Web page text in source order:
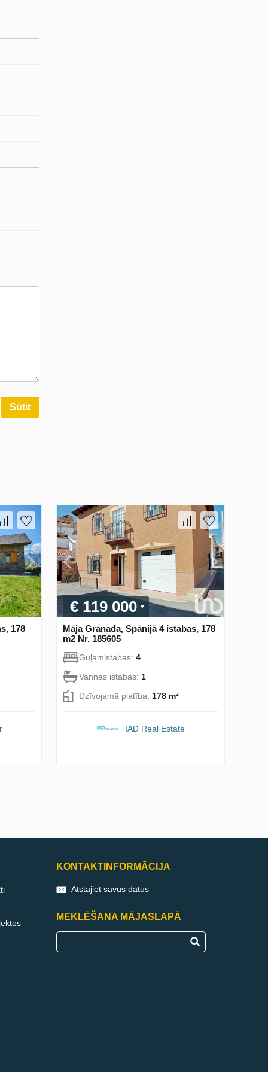
Sūtīt
178
€ 119 000
Māja Granada, Spānijā 4 istabas, 178
m2 Nr. 185605
Guļamistabas: 4
Vannas istabas: 1
Dzīvojamā platība: 178 m²
IAD Real Estate
KONTAKTINFORMĀCIJA
Atstājiet savus datus
MEKLĒŠANA MĀJASLAPĀ